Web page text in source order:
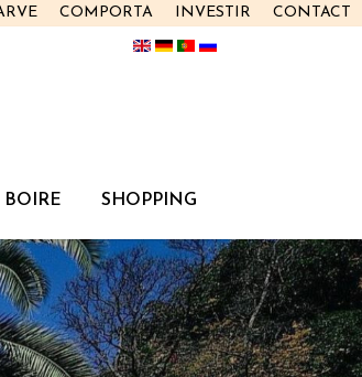
CONTACT
INVESTIR
COMPORTA
BOIRE SHOPPING